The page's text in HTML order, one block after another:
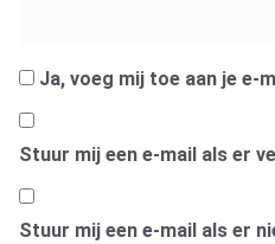
Ja, voeg mij toe aan je e-
Stuur mij een e-mail als er
Stuur mij een e-mail als er